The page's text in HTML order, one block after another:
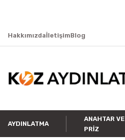
HakkımızdaİletişimBlog
AYDINLATMA
ANAHTAR VE
PRIZ